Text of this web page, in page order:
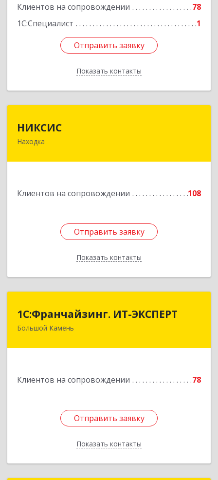
Клиентов на сопровождении
78
1С:Специалист
1
Отправить заявку
Показать контакты
Подробнее
Отправить заявку
Назад
НИКСИС
Находка
Клиентов на сопровождении 108
Отправить заявку
Показать контакты
Отправить заявку
Назад
1С:Франчайзинг. ИТ-ЭКСПЕРТ
Большой Камень
Клиентов на сопровождении 78
Отправить заявку
Показать контакты
1С:Франчайзинг. ИТ-ЭКСПЕРТ
692806, Приморский край, Большой Камень г,
Отправить заявку
Назад